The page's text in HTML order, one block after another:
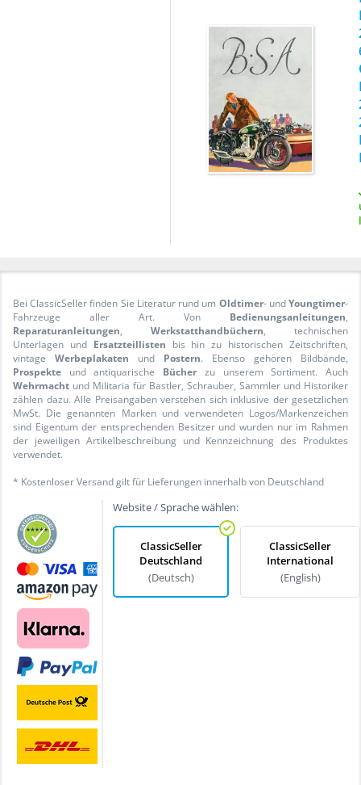
Bei ClassicSeller finden Sie Literatur rund um Oldtimer- undYoungtimer-
Fahrzeuge aller Art. Von Bedienungsanleitungen,
Reparaturanleitungen, Werkstatthandbüchern, technischen
Unterlagen und Ersatzteillisten bis hin zu historischen Zeitschriften,
vintage Werbeplakaten und Postern. Ebenso gehören Bildbände,
Prospekte und antiquarische Bücher zu unserem Sortiment. Auch
Wehrmacht und Militaria für Bastler, Schrauber, Sammler und Historiker
zählen dazu. Alle Preisangaben verstehen sich inklusive der gesetzlichen
MwSt. Die genannten Marken und verwendeten Logos/Markenzeichen
sind Eigentum der entsprechenden Besitzer und wurden nur im Rahmen
der jeweiligen Artikelbeschreibung und Kennzeichnung des Produktes
verwendet.
* Kostenloser Versand gilt für Lieferungen innerhalb von Deutschland
Website / Sprache wählen:
ClassicSeller
Deutschland
(Deutsch)
ClassicSeller
International
(English)